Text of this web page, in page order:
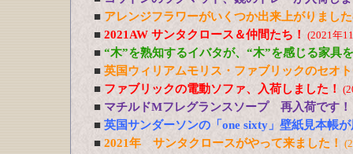
■ アレンジフラワーがいくつか出来上がりまし
■ 2021AW サンタクロース＆仲間たち！ (2021年
■ “木”を熟知するイバタが、“木”を感じる家具
■ 英国ウィリアムモリス・ファブリックのセオ
■ ファブリックの電動ソファ、入荷しました！
■ マチルドMフレグランスソープ 再入荷です！
■ 英国サンダーソンの「one sixty」壁紙見本帳
■ 2021年 サンタクロースがやって来ました！